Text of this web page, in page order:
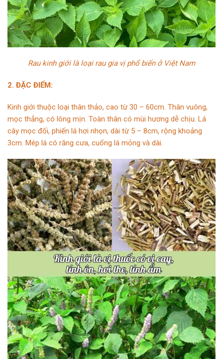
Rau kinh giới là loại rau gia vị phổ biến ở Việt Nam
2. ĐẶC ĐIỂM:
Kinh giới thuộc loại thân thảo, cao từ 30 – 60cm. Thân vuông,
mọc thẳng, có lông mịn. Toàn thân có mùi hương dễ chịu. Lá
cây mọc đối, phiến lá hơi nhọn, dài từ 5 – 8cm, rộng khoảng
3cm. Mép lá có răng cưa, cuống lá mỏng và dài.